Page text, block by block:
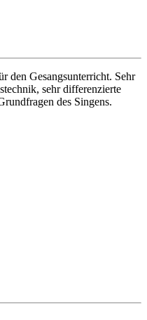
den Gesangsunterricht. Sehr
sehr differenzierte
des Singens.